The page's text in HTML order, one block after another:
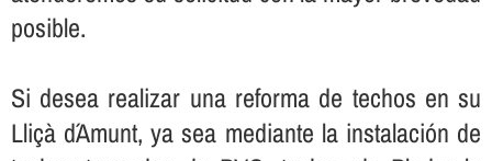
posible.
Si desea realizar una reforma de techos en su
Lliçà d´Amunt, ya sea mediante la instalación de